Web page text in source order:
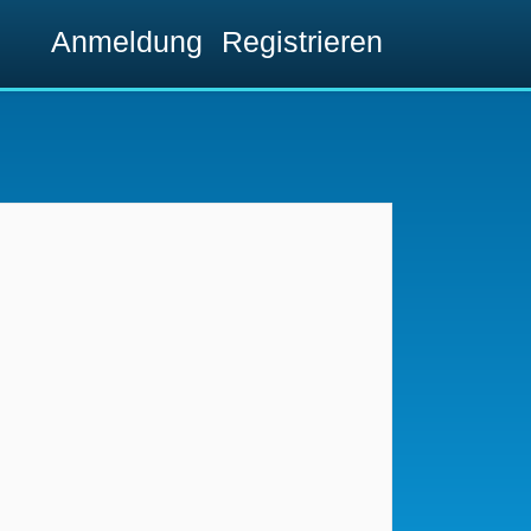
Anmeldung Registrieren